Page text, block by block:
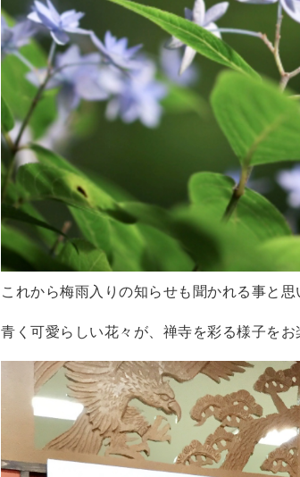
これから梅雨入りの知らせも聞かれる事と思
青く可愛らしい花々が、禅寺を彩る様子をお